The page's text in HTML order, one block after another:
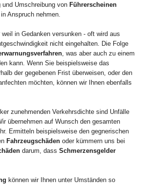
und Umschreibung von Führerscheinen
Anspruch nehmen.
in Gedanken versunken - oft wird aus
nicht eingehalten. Die Folge
, was aber auch zu einem
kann. Wenn Sie beispielsweise das
der gegebenen Frist überweisen, oder den
möchten, können wir Ihnen ebenfalls
zunehmenden Verkehrsdichte sind Unfälle
übernehmen auf Wunsch den gesamten
Ermitteln beispielsweise den gegnerischen
Fahrzeugschäden oder kümmern uns bei
darum, dass Schmerzensgelder
können wir Ihnen unter Umständen so